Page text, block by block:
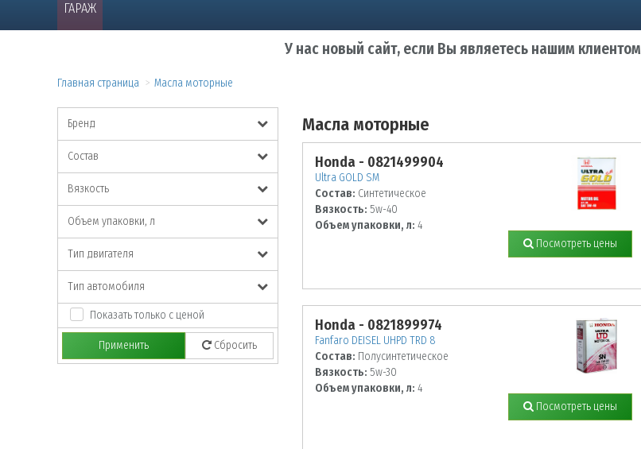
ГАРАЖ
У нас новый сайт, если Вы являетесь нашим клиентом
Главная страница Масла моторные
Бренд
Состав
Вязкость
Объем упаковки, л
Тип двигателя
Тип автомобиля
Показать только с ценой
Применить Сбросить
Масла моторные
Honda - 0821499904
Ultra GOLD SM
Состав: Синтетическое
Вязкость: 5w-40
Объем упаковки, л: 4
Посмотреть цены
Honda - 0821899974
Fanfaro DEISEL UHPD TRD 8
Состав: Полусинтетическое
Вязкость: 5w-30
Объем упаковки, л: 4
Посмотреть цены